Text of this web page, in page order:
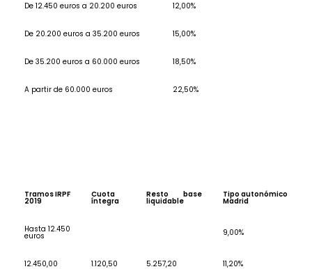
De 12.450 euros a 20.200 euros 12,00%
De 20.200 euros a 35.200 euros 15,00%
De 35.200 euros a 60.000 euros 18,50%
A partir de 60.000 euros 22,50%
Tramos IRPF
2019
Cuota
íntegra
Resto base
liquidable
Tipo autonómico
Madrid
Hasta 12.450
euros 9,00%
12.450,00 1.120,50 5.257,20 11,20%